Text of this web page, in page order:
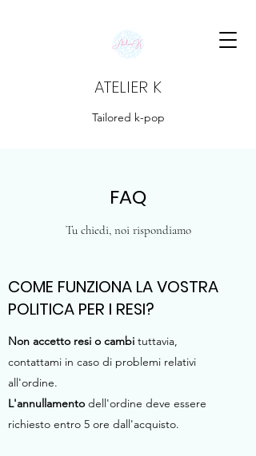
ATELIER K
Tailored k-pop
FAQ
Tu chiedi, noi rispondiamo
COME FUNZIONA LA VOSTRA
POLITICA PER I RESI?
Non accetto resi o cambi tuttavia,
contattami in caso di problemi relativi
all'ordine.
L'annullamento dell'ordine deve essere
richiesto entro 5 ore dall'acquisto.